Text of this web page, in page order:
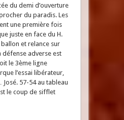
du demi d’ouverture
du paradis. Les
une première fois
juste en face du H.
et relance sur
défense adverse est
le 3ème ligne
l’essai libérateur,
57-54 au tableau
le coup de sifflet